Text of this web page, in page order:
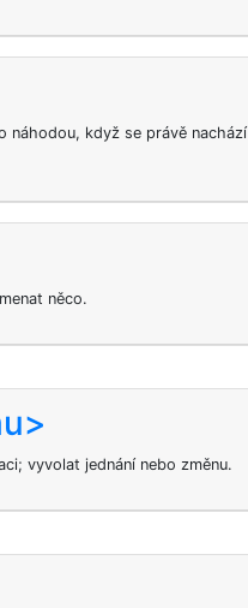
náhodou, když se právě nachází
něco.
vyvolat jednání nebo změnu.